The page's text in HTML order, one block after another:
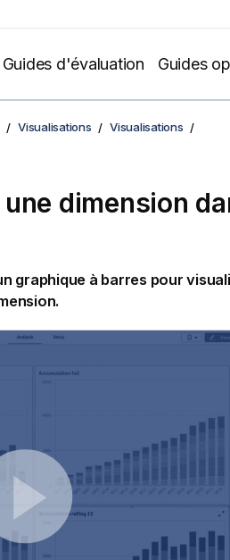
Guides d'évaluation Guides
Visualisations
Visualisations
dimension
graphique à barres pour